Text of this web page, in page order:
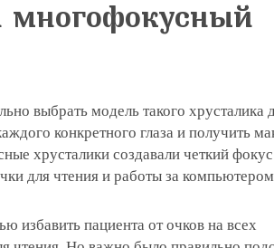
выбрать модель такого хрусталика
конкретного глаза и получить
хрусталики создавали четкий
для чтения и работы за
избавить пациента от очков на всех